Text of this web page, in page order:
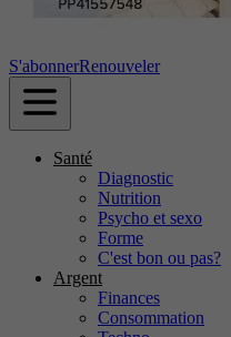
S'abonnerRenouveler
Santé
Diagnostic
Nutrition
Psycho et sexo
Forme
C'est bon ou pas?
Argent
Finances
Consommation